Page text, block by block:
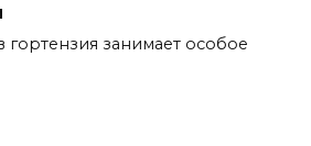
гортензия занимает особое